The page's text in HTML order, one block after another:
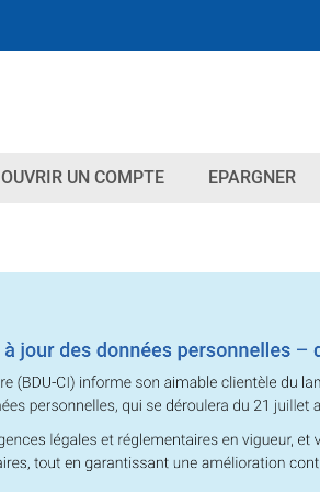
OUVRIR UN COMPTE EPARGNER